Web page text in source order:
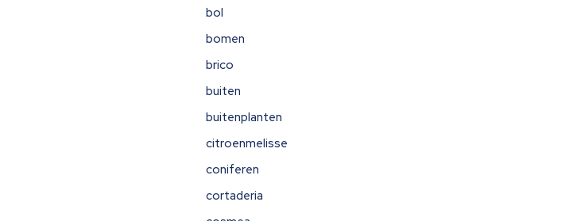
bol
bomen
brico
buiten
buitenplanten
citroenmelisse
coniferen
cortaderia